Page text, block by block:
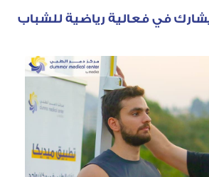
في فعالية رياضية للشباب